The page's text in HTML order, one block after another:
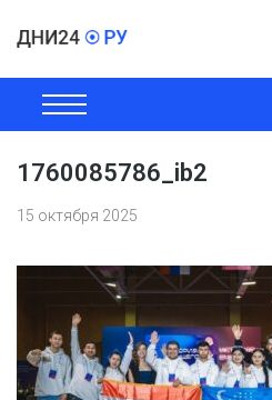
ОБЩЕСТВО
1760085786_ib2
15 октября 2025